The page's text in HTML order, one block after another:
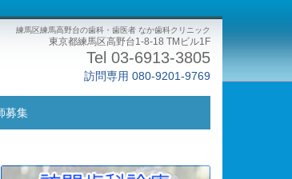
練馬区練馬高野台の歯科・歯医者 なか歯科クリニック
東京都練馬区高野台1-8-18 TMビル1F
Tel 03-6913-3805
訪問専用 080-9201-9769
募集